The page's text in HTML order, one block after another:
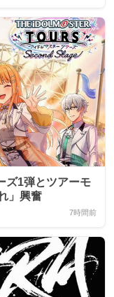
ズ1弾とツアーモ
」興奮
7時間前